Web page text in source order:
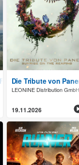
Die Tribute von
LEONINE Distribution GmbH
19.11.2026